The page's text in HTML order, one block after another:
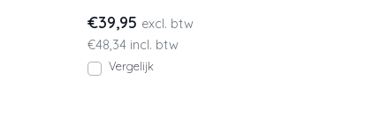
€39,95 excl. btw
€48,34 incl. btw
Vergelijk